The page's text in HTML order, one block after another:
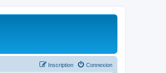
Connexion
Inscription